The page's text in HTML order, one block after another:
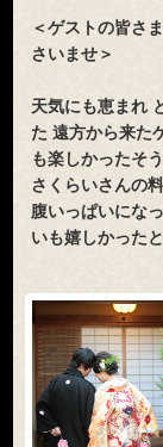
＜ゲストの皆さ
さいませ＞
天気にも恵まれ
た 遠方から来た
も楽しかったそ
さくらいさんの
腹いっぱいにな
いも嬉しかった